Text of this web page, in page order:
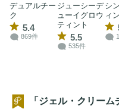
デュアルチー
ク
5.4
869件
ジューシーデ
ューイグロウ
ティント
5.5
535件
シ
ィ
「ジェル・クリー